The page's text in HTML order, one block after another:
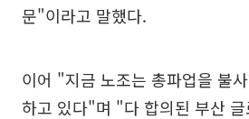
문"이라고 말했다.
이어 "지금 노조는 총파업을 불
하고 있다"며 "다 합의된 부산